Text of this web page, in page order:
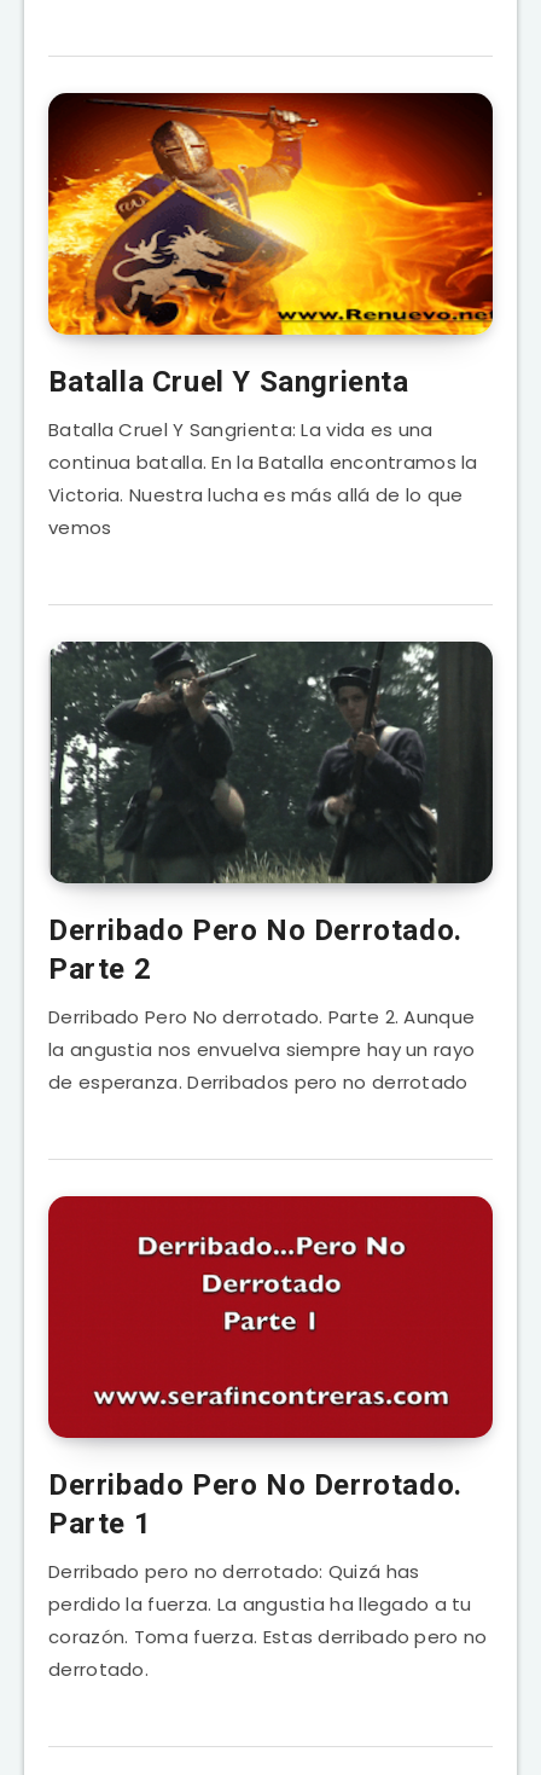
Batalla Cruel Y Sangrienta
Batalla Cruel Y Sangrienta: La vida es una
continua batalla. En la Batalla encontramos la
Victoria. Nuestra lucha es más allá de lo que
vemos
Derribado Pero No Derrotado.
Parte 2
Derribado Pero No derrotado. Parte 2. Aunque
la angustia nos envuelva siempre hay un rayo
de esperanza. Derribados pero no derrotado
Derribado Pero No Derrotado.
Parte 1
Derribado pero no derrotado: Quizá has
perdido la fuerza. La angustia ha llegado a tu
corazón. Toma fuerza. Estas derribado pero no
derrotado.